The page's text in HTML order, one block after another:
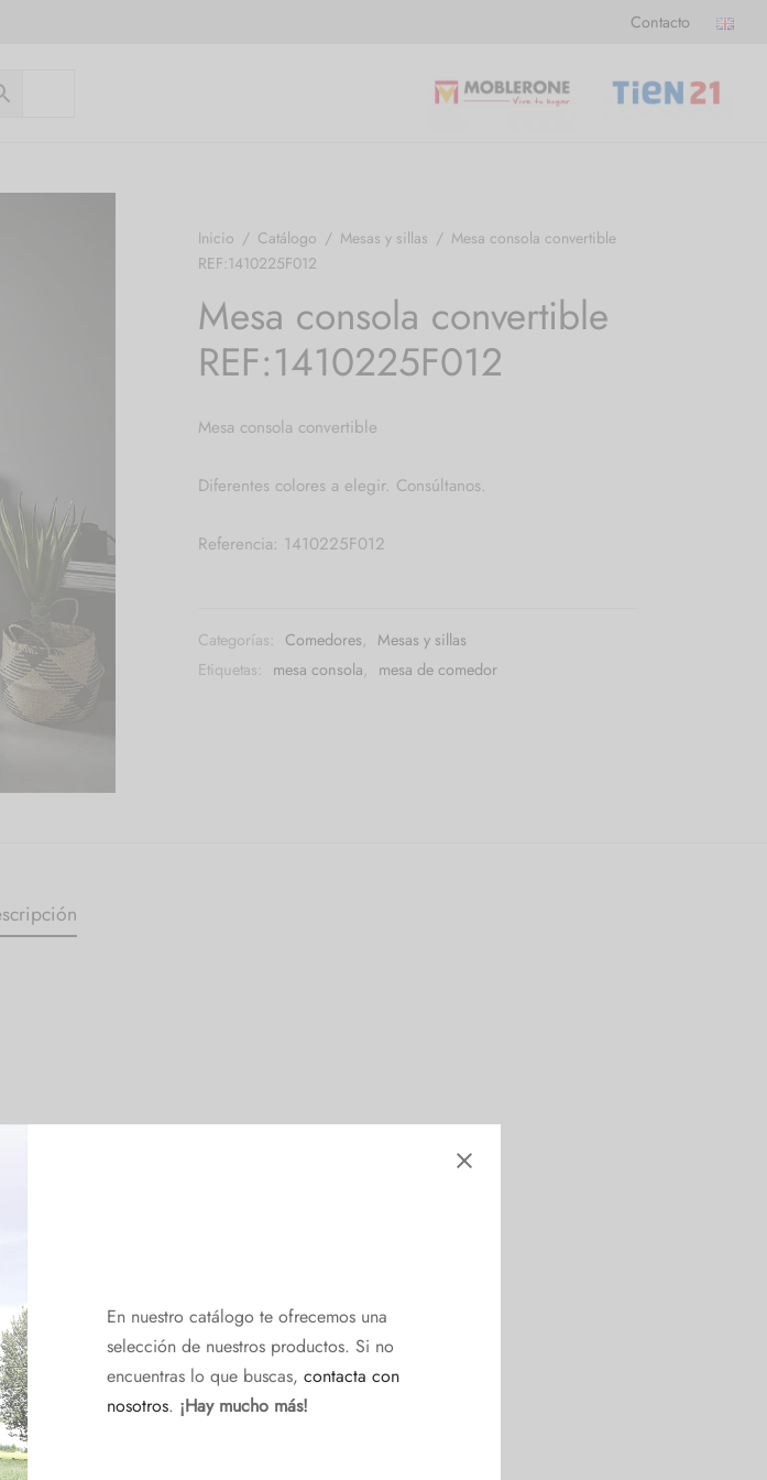
En nuestro catálogo te ofrecemos una
selección de nuestros productos. Si no
encuentras lo que buscas, contacta con
nosotros. ¡Hay mucho más!
Contacto
Inicio / Catálogo / Mesas y sillas / Mesa consola convertible
REF:1410225F012
Mesa consola convertible
REF:1410225F012
Mesa consola convertible
Diferentes colores a elegir. Consúltanos.
Referencia: 1410225F012
Categorías: Comedores, Mesas y sillas
Etiquetas: mesa consola, mesa de comedor